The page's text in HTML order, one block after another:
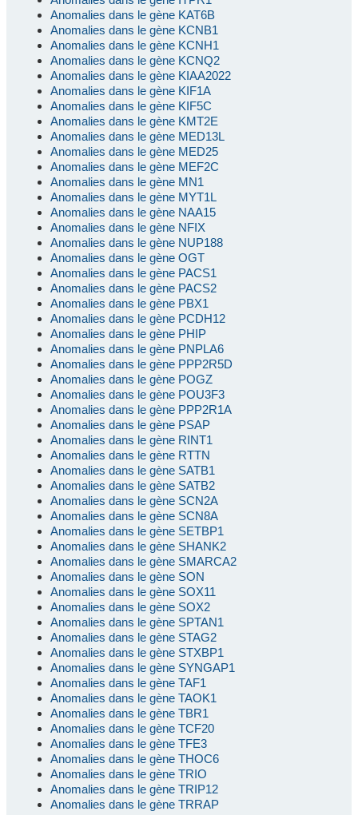
Anomalies dans le gène KAT6B
Anomalies dans le gène KCNB1
Anomalies dans le gène KCNH1
Anomalies dans le gène KCNQ2
Anomalies dans le gène KIAA2022
Anomalies dans le gène KIF1A
Anomalies dans le gène KIF5C
Anomalies dans le gène KMT2E
Anomalies dans le gène MED13L
Anomalies dans le gène MED25
Anomalies dans le gène MEF2C
Anomalies dans le gène MN1
Anomalies dans le gène MYT1L
Anomalies dans le gène NAA15
Anomalies dans le gène NFIX
Anomalies dans le gène NUP188
Anomalies dans le gène OGT
Anomalies dans le gène PACS1
Anomalies dans le gène PACS2
Anomalies dans le gène PBX1
Anomalies dans le gène PCDH12
Anomalies dans le gène PHIP
Anomalies dans le gène PNPLA6
Anomalies dans le gène PPP2R5D
Anomalies dans le gène POGZ
Anomalies dans le gène POU3F3
Anomalies dans le gène PPP2R1A
Anomalies dans le gène PSAP
Anomalies dans le gène RINT1
Anomalies dans le gène RTTN
Anomalies dans le gène SATB1
Anomalies dans le gène SATB2
Anomalies dans le gène SCN2A
Anomalies dans le gène SCN8A
Anomalies dans le gène SETBP1
Anomalies dans le gène SHANK2
Anomalies dans le gène SMARCA2
Anomalies dans le gène SON
Anomalies dans le gène SOX11
Anomalies dans le gène SOX2
Anomalies dans le gène SPTAN1
Anomalies dans le gène STAG2
Anomalies dans le gène STXBP1
Anomalies dans le gène SYNGAP1
Anomalies dans le gène TAF1
Anomalies dans le gène TAOK1
Anomalies dans le gène TBR1
Anomalies dans le gène TCF20
Anomalies dans le gène TFE3
Anomalies dans le gène THOC6
Anomalies dans le gène TRIO
Anomalies dans le gène TRIP12
Anomalies dans le gène TRRAP